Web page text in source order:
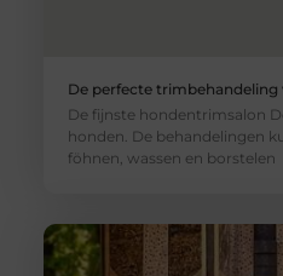
De perfecte
De fijnste hondentrimsalon
honden. De behandelingen
föhnen, wassen en borstelen